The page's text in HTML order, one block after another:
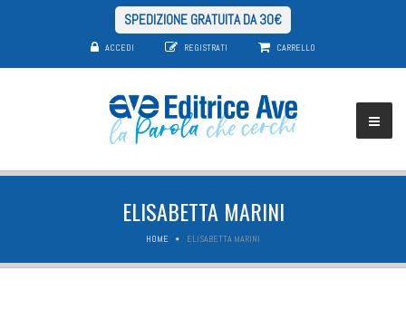
SPEDIZIONE GRATUITA DA 30€
ACCEDI REGISTRATI CARRELLO
ELISABETTA MARINI
HOME ELISABETTA MARINI